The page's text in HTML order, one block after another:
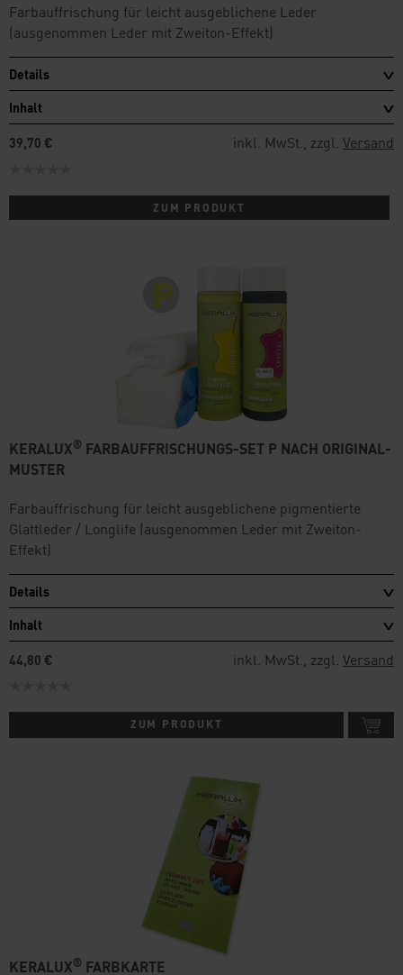
Farbauffrischung für leicht ausgeblichene Leder
(ausgenommen Leder mit Zweiton-Effekt)
Details
Inhalt
39,70 €
inkl. MwSt., zzgl. Versand
ZUM PRODUKT
KERALUX® FARBAUFFRISCHUNGS-SET P NACH ORIGINAL-
MUSTER
Farbauffrischung für leicht ausgeblichene pigmentierte
Glattleder / Longlife (ausgenommen Leder mit Zweiton-
Effekt)
Details
Inhalt
44,80 €
inkl. MwSt., zzgl. Versand
ZUM PRODUKT
KERALUX® FARBKARTE